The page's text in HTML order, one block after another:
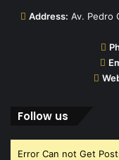
Address: Av. Pedro
Follow us
Error Can not Get